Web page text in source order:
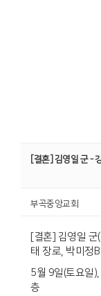
[결혼] 김영일 군 -
부곡중앙교회
[결혼] 김영일 군
태 장로, 박미정
5월 9일(토요일
층